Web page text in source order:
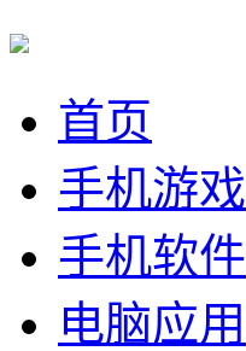
首页
手机游戏
手机软件
电脑应用